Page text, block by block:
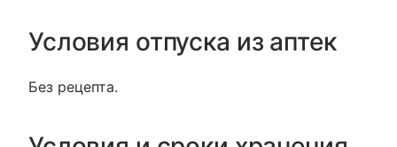
Условия отпуска из аптек
Без рецепта.